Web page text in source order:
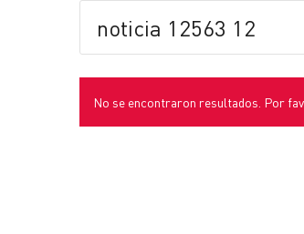
No se encontraron resultados. Por